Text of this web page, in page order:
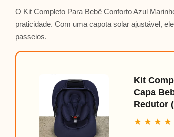
O Kit Completo Para Bebê Conforto Azul
praticidade. Com uma capota solar ajustável,
passeios.
Kit
Capa
Redutor
★ ★ ★ ★